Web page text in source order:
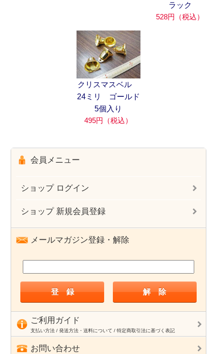
ラック
528円（税込）
クリスマスベル
24ミリ ゴールド
5個入り
495円（税込）
会員メニュー
ショップ ログイン
ショップ 新規会員登録
メールマガジン登録・解除
ご利用ガイド
支払い方法 / 発送方法・送料について / 特定商取引法に基づく表記
お問い合わせ